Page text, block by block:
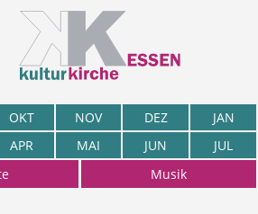
OKT NOV DEZ
JAN
APR MAI JUN
JUL
Musik